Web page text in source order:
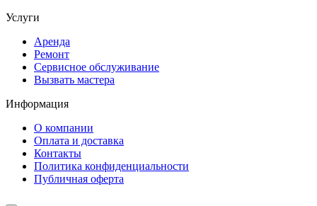
Услуги
Аренда
Ремонт
Сервисное обслуживание
Вызвать мастера
Информация
О компании
Оплата и доставка
Контакты
Политика конфиденциальности
Публичная оферта